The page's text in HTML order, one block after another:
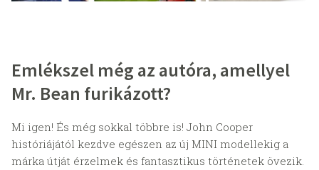
Emlékszel még az autóra, amellyel
Mr. Bean furikázott?
Mi igen! És még sokkal többre is! John Cooper
históriájától kezdve egészen az új MINI modellekig a
márka útját érzelmek és fantasztikus történetek övezik.